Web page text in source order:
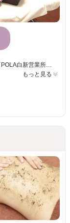
【白新線・豊栄駅より徒歩10分★駐車場完備◎】 『POLA白新営業所』は、フェイシャルエステに特化したサロンです。お肌のお悩み改善はもちろん、日ごろの疲れを癒す時間をご提供いたします。初回メニューもあり◎お気軽にご来店ください！！ 【POLAオリジナルの技を体験しませんか？】 POLAのエステは、効果が約2週間持続し、化粧ノリも抜群に良くなります。脂肪細胞や顔のコリに着目したマッサージでたるみを改善、小顔効果も期待できます。デコルテのマッサージで血流を良くし、目元のクマ、くすみが改善へ！！肌悩みに合わせたマスクが充実しているので、1回の施術で必ず効果をご実感いただけます。
もっと見る